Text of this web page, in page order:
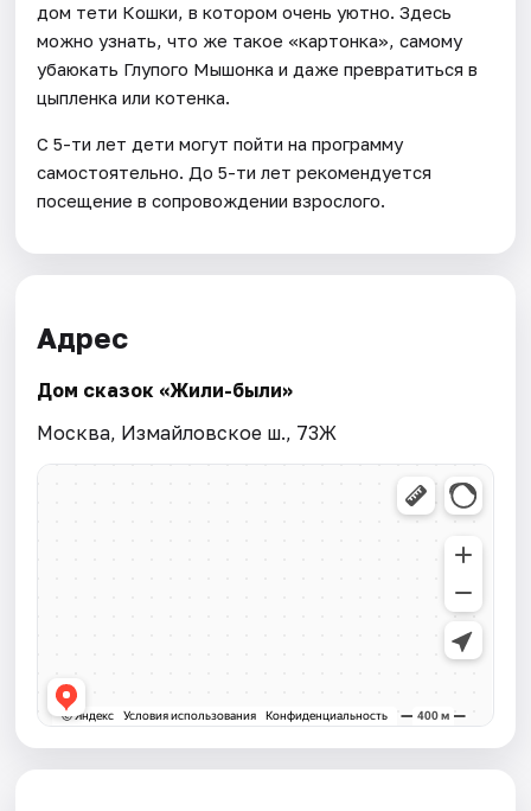
дом тети Кошки, в котором очень уютно. Здесь
можно узнать, что же такое «картонка», самому
убаюкать Глупого Мышонка и даже превратиться в
цыпленка или котенка.
С 5-ти лет дети могут пойти на программу
самостоятельно. До 5-ти лет рекомендуется
посещение в сопровождении взрослого.
Адрес
Дом сказок «Жили-были»
Москва, Измайловское ш., 73Ж